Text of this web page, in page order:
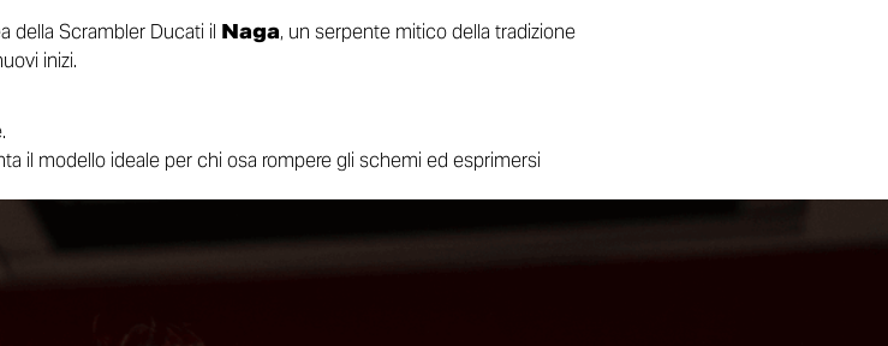
della Scrambler Ducati il Naga, un serpente mitico della tradizione
inizi.
il modello ideale per chi osa rompere gli schemi ed esprimersi
Asia Pacific:
solo un designer, ma un narratore. Per questo abbiamo scelto